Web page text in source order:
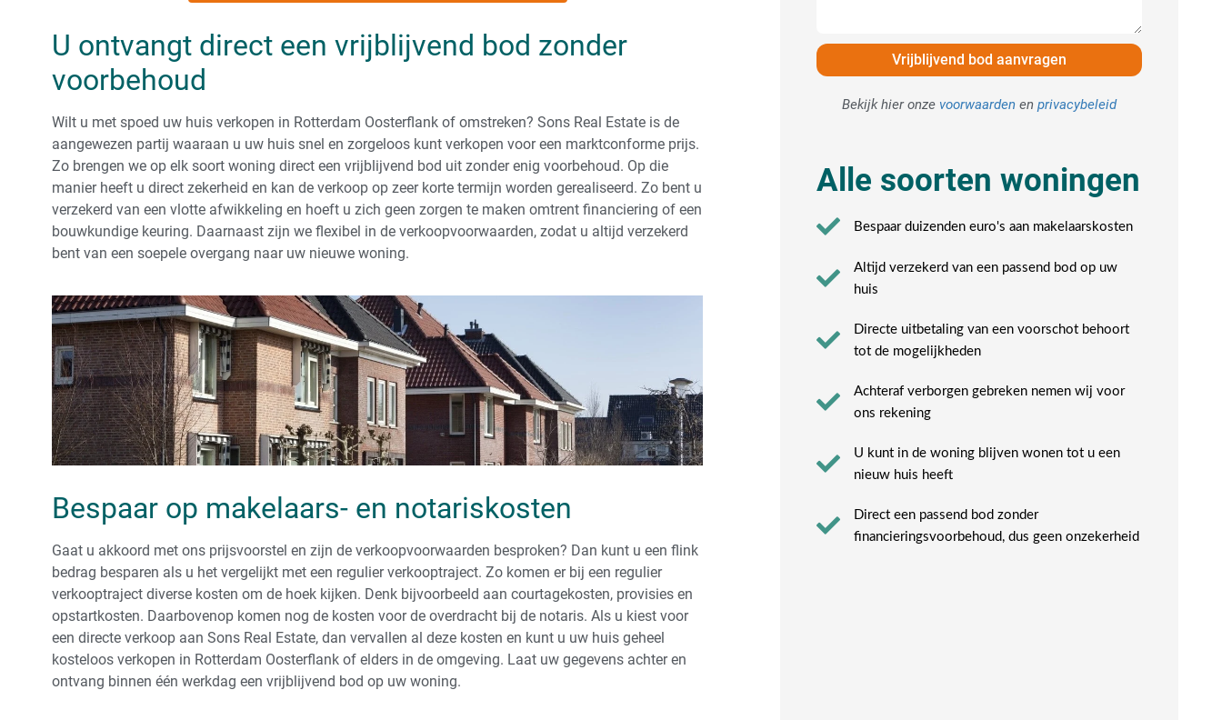
U ontvangt direct een vrijblijvend bod zonder
voorbehoud
Wilt u met spoed uw huis verkopen in Rotterdam Oosterflank of omstreken? Sons Real Estate is de
aangewezen partij waaraan u uw huis snel en zorgeloos kunt verkopen voor een marktconforme prijs.
Zo brengen we op elk soort woning direct een vrijblijvend bod uit zonder enig voorbehoud. Op die
manier heeft u direct zekerheid en kan de verkoop op zeer korte termijn worden gerealiseerd. Zo bent u
verzekerd van een vlotte afwikkeling en hoeft u zich geen zorgen te maken omtrent financiering of een
bouwkundige keuring. Daarnaast zijn we flexibel in de verkoopvoorwaarden, zodat u altijd verzekerd
bent van een soepele overgang naar uw nieuwe woning.
Bespaar op makelaars- en notariskosten
Gaat u akkoord met ons prijsvoorstel en zijn de verkoopvoorwaarden besproken? Dan kunt u een flink
bedrag besparen als u het vergelijkt met een regulier verkooptraject. Zo komen er bij een regulier
verkooptraject diverse kosten om de hoek kijken. Denk bijvoorbeeld aan courtagekosten, provisies en
opstartkosten. Daarbovenop komen nog de kosten voor de overdracht bij de notaris. Als u kiest voor
een directe verkoop aan Sons Real Estate, dan vervallen al deze kosten en kunt u uw huis geheel
kosteloos verkopen in Rotterdam Oosterflank of elders in de omgeving. Laat uw gegevens achter en
ontvang binnen één werkdag een vrijblijvend bod op uw woning.
Vrijblijvend bod aanvragen
Bekijk hier onze voorwaarden enprivacybeleid
Alle soorten woningen
Bespaar duizenden euro's aan makelaarskosten
Altijd verzekerd van een passend bod op uw
huis
Directe uitbetaling van een voorschot behoort
tot de mogelijkheden
Achteraf verborgen gebreken nemen wij voor
ons rekening​
U kunt in de woning blijven wonen tot u een
nieuw huis heeft​
Direct een passend bod zonder
financieringsvoorbehoud, dus geen onzekerheid​